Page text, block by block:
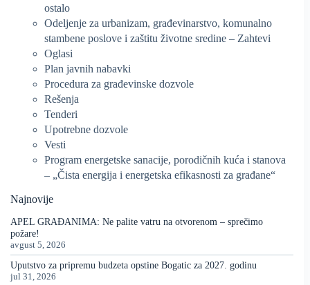
ostalo
Odeljenje za urbanizam, građevinarstvo, komunalno
stambene poslove i zaštitu životne sredine – Zahtevi
Oglasi
Plan javnih nabavki
Procedura za građevinske dozvole
Rešenja
Tenderi
Upotrebne dozvole
Vesti
Program energetske sanacije, porodičnih kuća i stanova
– „Čista energija i energetska efikasnosti za građane“
Najnovije
APEL GRAĐANIMA: Ne palite vatru na otvorenom – sprečimo
požare!
avgust 5, 2026
Uputstvo za pripremu budzeta opstine Bogatic za 2027. godinu
jul 31, 2026